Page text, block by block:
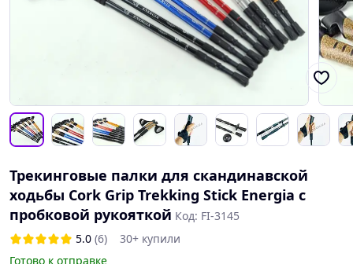
Трекинговые палки для скандинавской
ходьбы Cork Grip Trekking Stick Energia с
пробковой рукояткой Код: FI-3145
5.0 (6)
30+ купили
Готово к отправке